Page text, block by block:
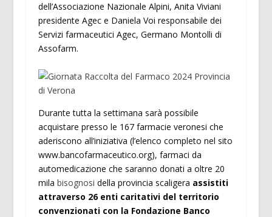
dell’Associazione Nazionale Alpini, Anita Viviani
presidente Agec e Daniela Voi responsabile dei
Servizi farmaceutici Agec, Germano Montolli di
Assofarm.
Durante tutta la settimana sarà possibile
acquistare presso le 167 farmacie veronesi che
aderiscono all’iniziativa (l’elenco completo nel sito
www.bancofarmaceutico.org), farmaci da
automedicazione che saranno donati a oltre 20
mila bisognosi della provincia scaligera assistiti
attraverso 26 enti caritativi del territorio
convenzionati con la Fondazione Banco